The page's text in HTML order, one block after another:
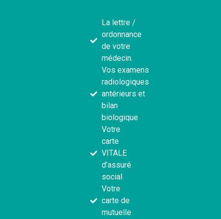
La lettre /
ordonnance
de votre
médecin.
Vos examens
radiologiques
antérieurs et
bilan
biologique
Votre
carte
VITALE
d’assuré
social
Votre
carte de
mutuelle